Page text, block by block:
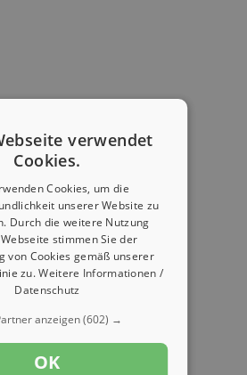
verwendet
Cookies.
Cookies, um die
unserer Website zu
Durch die weitere Nutzung
stimmen Sie der
von Cookies gemäß unserer
zu.Weitere Informationen /
Datenschutz
anzeigen(602) →
OK